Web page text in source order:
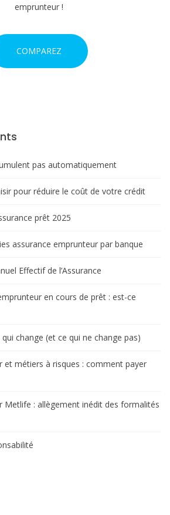
emprunteur !
COMPAREZ
pas automatiquement
pour réduire le coût de votre crédit
prêt 2025
assurance emprunteur par banque
Effectif de l’Assurance
en cours de prêt : est-ce
change (et ce qui ne change pas)
et métiers à risques : comment payer
Metlife : allègement inédit des formalités